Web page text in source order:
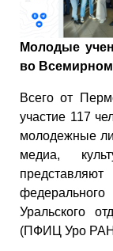
Молодые
во
Всего от
участие 117
молодежные
медиа,
Уральского
(ПФИЦ Уро